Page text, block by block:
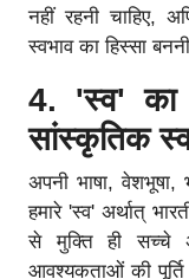
नहीं रहनी चाहिए,
स्वभाव का हिस्सा
4. 'स्व' का
सांस्कृतिक
अपनी भाषा,
हमारे 'स्व' अर्थात्
से मुक्ति ही सच्चे
आवश्यकताओं की